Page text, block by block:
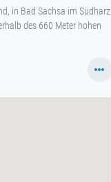
in Bad Sachsa im Südharz.
des 660 Meter hohen